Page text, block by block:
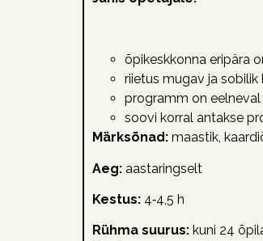
õpikeskkonna eripära
riietus mugav ja
programm on
soovi korral antakse
Märksõnad: maastik,
Aeg: aastaringselt
Kestus: 4‑4,5 h
Rühma suurus: kuni 24